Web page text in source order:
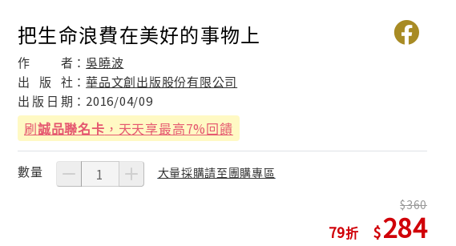
把生命浪費在美好的事物上
作 者：吳曉波
出
版 社：華品文創出版股份有限公司
出 版 日 期： 2016/04/09
刷誠品聯名卡 ，天天享最高7%回饋
數量 大量採購請至團購專區
79
360
284